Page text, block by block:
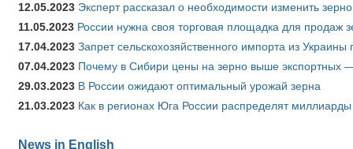
12.05.2023 Эксперт рассказал о необходимости изменить
11.05.2023 России нужна своя торговая площадка для продаж
17.04.2023 Запрет сельскохозяйственного импорта из
07.04.2023 Почему в Сибири цены на зерно выше экспортных
29.03.2023 В России ожидают оптимальный урожай зерна
21.03.2023 Как в регионах Юга России распределят
News in English